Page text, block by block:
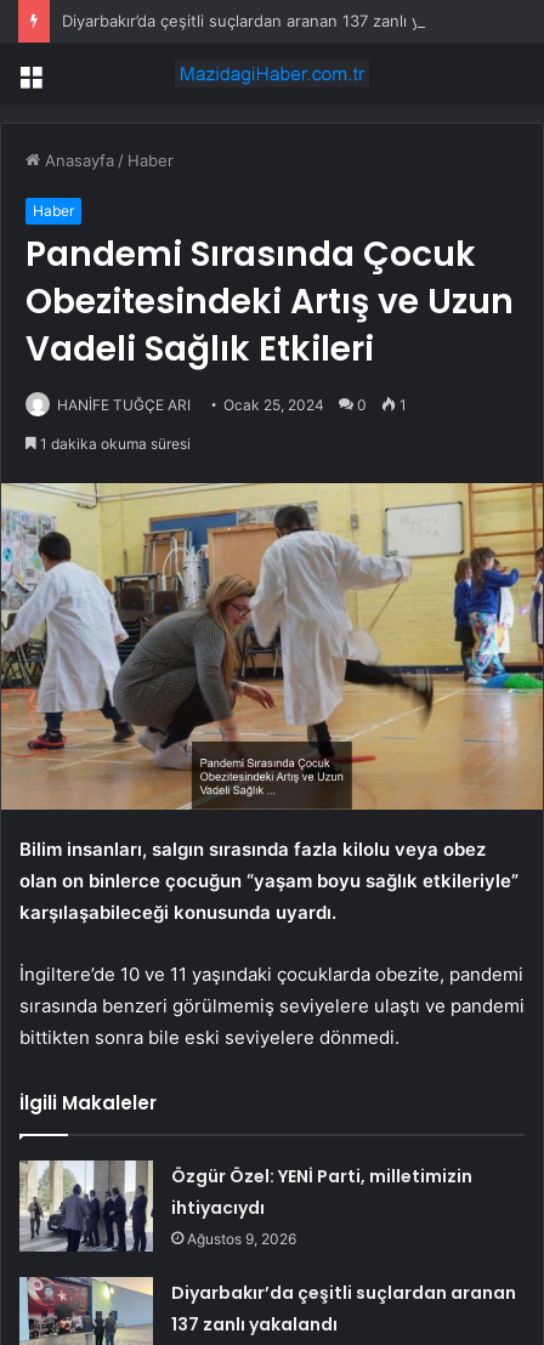
Diyarbakır’da çeşitli suçlardan aranan 137 zanlı yakalandı
Menü
Anasayfa / Haber
Haber
Pandemi Sırasında Çocuk
Obezitesindeki Artış ve Uzun
Vadeli Sağlık Etkileri
HANİFE TUĞÇE ARI Ocak 25, 2024 0 1
1 dakika okuma süresi
Bilim insanları, salgın sırasında fazla kilolu veya obez
olan on binlerce çocuğun “yaşam boyu sağlık etkileriyle”
karşılaşabileceği konusunda uyardı.
İngiltere’de 10 ve 11 yaşındaki çocuklarda obezite, pandemi
sırasında benzeri görülmemiş seviyelere ulaştı ve pandemi
bittikten sonra bile eski seviyelere dönmedi.
İlgili Makaleler
Özgür Özel: YENİ Parti, milletimizin
ihtiyacıydı
Ağustos 9, 2026
Diyarbakır’da çeşitli suçlardan aranan
137 zanlı yakalandı